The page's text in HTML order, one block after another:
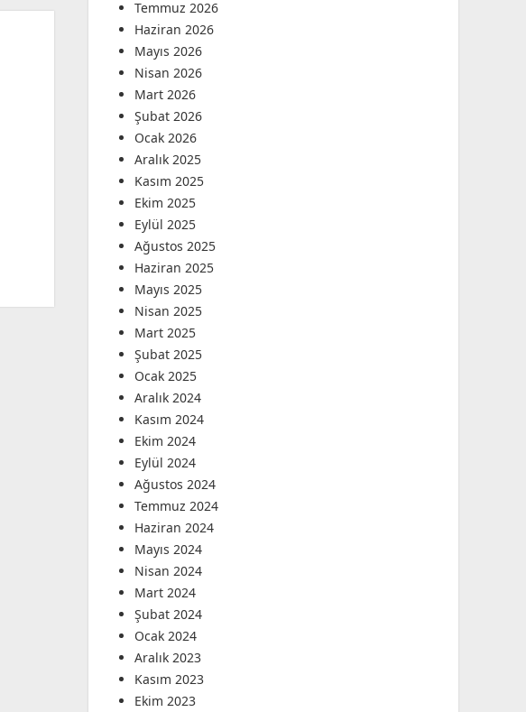
Temmuz 2026
Haziran 2026
Mayıs 2026
Nisan 2026
Mart 2026
Şubat 2026
Ocak 2026
Aralık 2025
Kasım 2025
Ekim 2025
Eylül 2025
Ağustos 2025
Haziran 2025
Mayıs 2025
Nisan 2025
Mart 2025
Şubat 2025
Ocak 2025
Aralık 2024
Kasım 2024
Ekim 2024
Eylül 2024
Ağustos 2024
Temmuz 2024
Haziran 2024
Mayıs 2024
Nisan 2024
Mart 2024
Şubat 2024
Ocak 2024
Aralık 2023
Kasım 2023
Ekim 2023